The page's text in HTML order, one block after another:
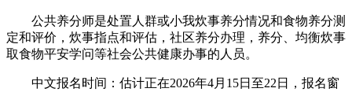
公共养分师是处置人群或小我炊事养分情况和食物养分测
定和评价，炊事指点和评估，社区养分办理，养分、均衡炊事
取食物平安学问等社会公共健康办事的人员。
中文报名时间：估计正在2026年4月15日至22日，报名窗